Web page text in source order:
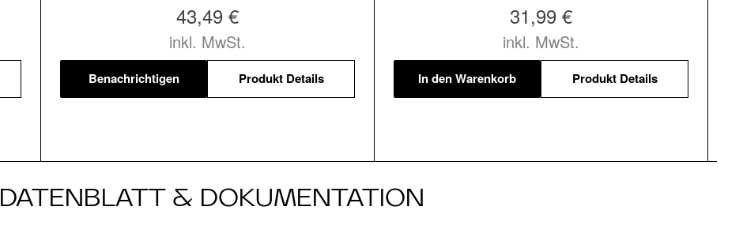
43,49 €
inkl. MwSt.
Benachrichtigen Produkt Details
31,99 €
inkl. MwSt.
In den Warenkorb Produkt Details
DATENBLATT & DOKUMENTATION